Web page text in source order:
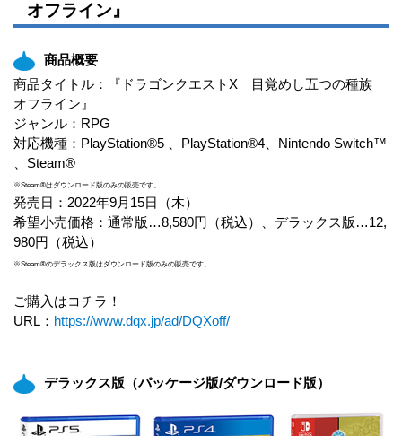
オフライン』
商品概要
商品タイトル：『ドラゴンクエストX 目覚めし五つの種族
オフライン』
ジャンル：RPG
対応機種：PlayStation®5 、PlayStation®4、Nintendo Switch™
、Steam®
※Steam®はダウンロード版のみの販売です。
発売日：2022年9月15日（木）
希望小売価格：通常版…8,580円（税込）、デラックス版…12,
980円（税込）
※Steam®のデラックス版はダウンロード版のみの販売です。
ご購入はコチラ！
URL： https://www.dqx.jp/ad/DQXoff/
デラックス版（パッケージ版/ダウンロード版）